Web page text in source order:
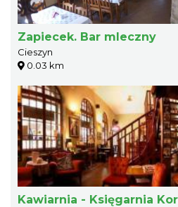
Zapiecek. Bar mleczny
Cieszyn
0.03 km
Kawiarnia - Księgarnia